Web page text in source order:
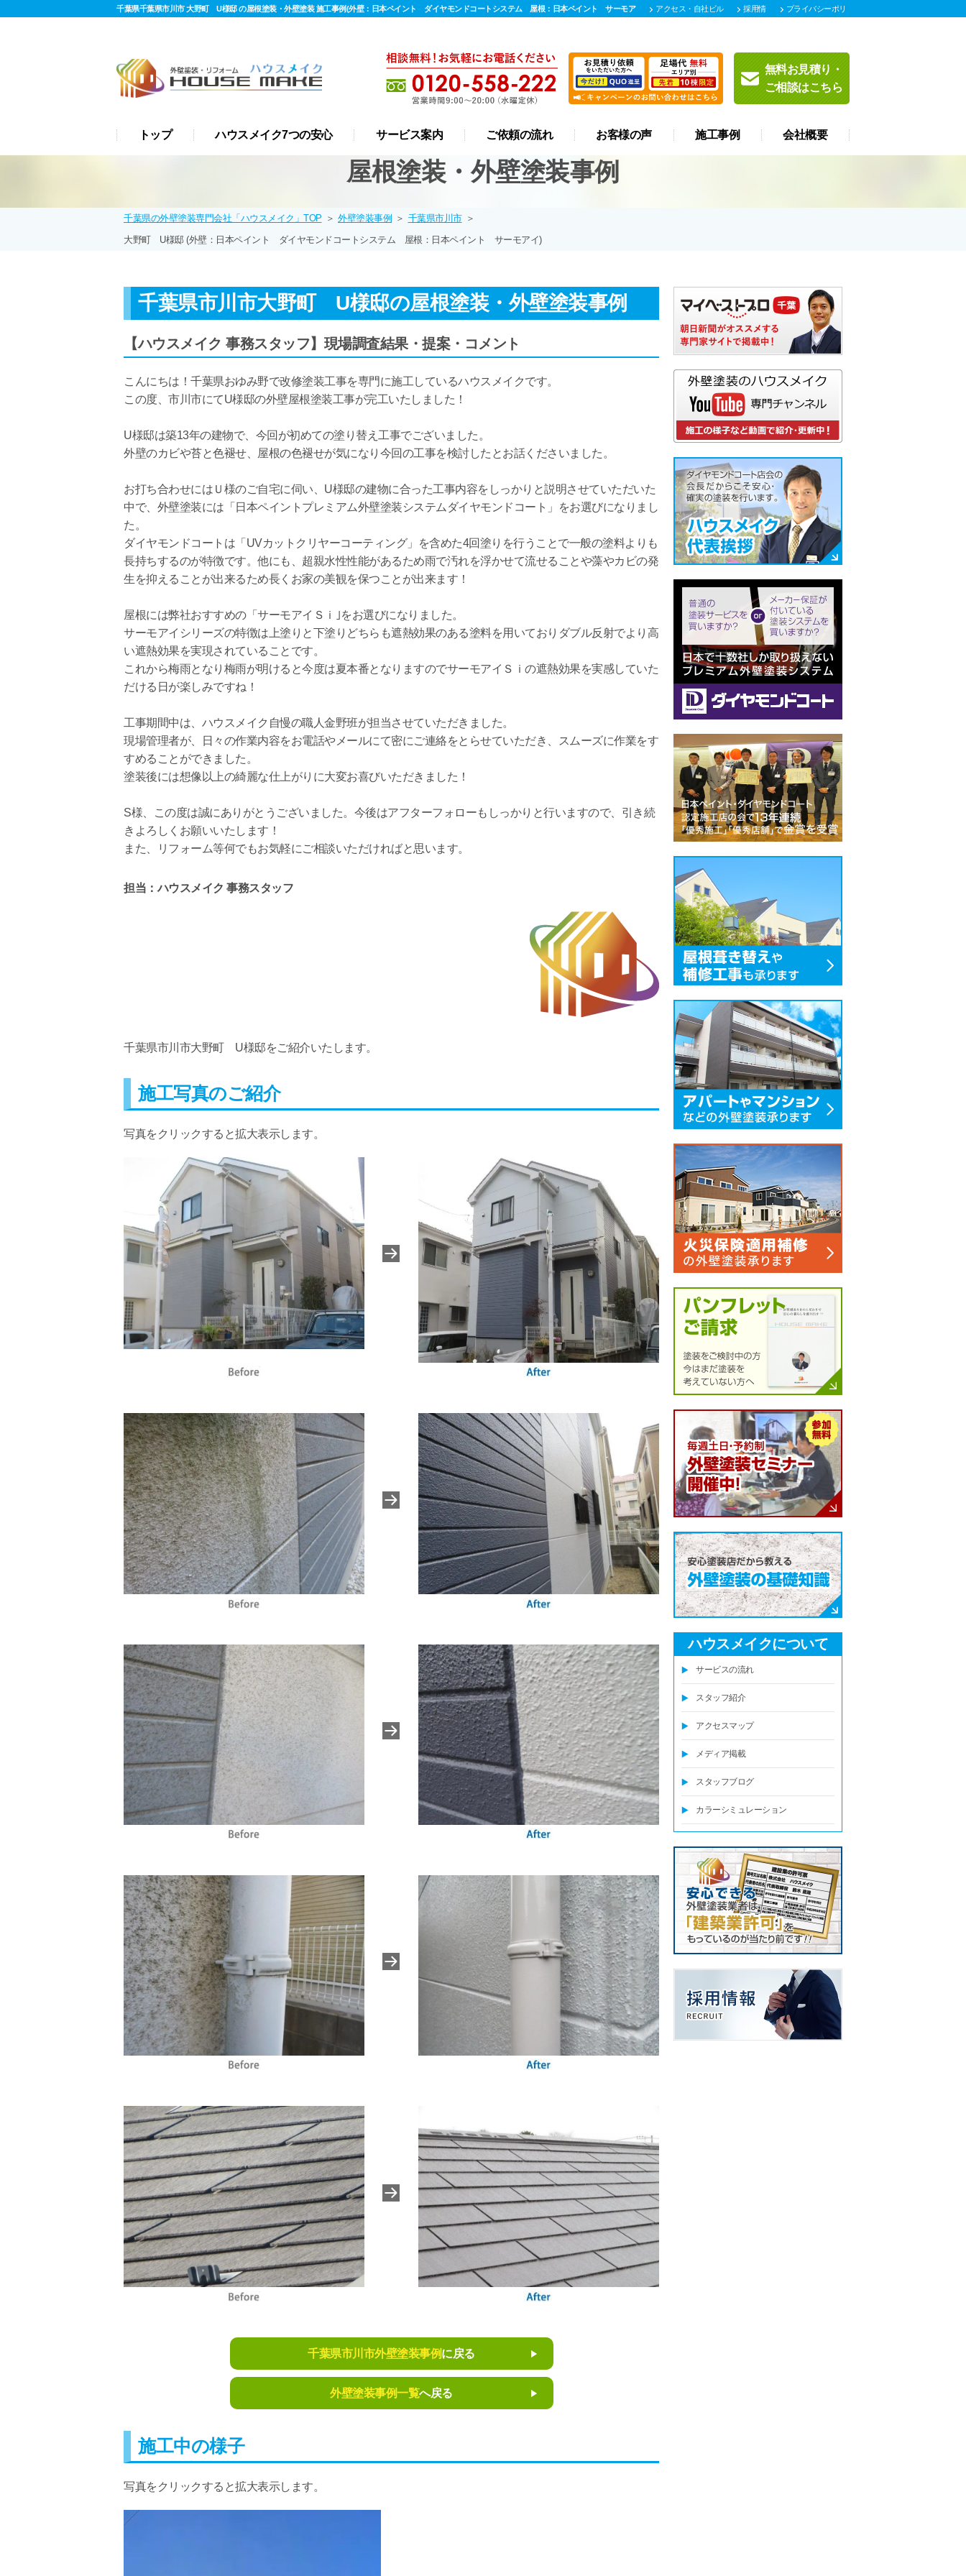
千葉県千葉県市川市 大野町 U様邸 の屋根塗装・外壁塗装 施工事例(外壁：日本ペイント ダイヤモンドコートシステム 屋根：日本ペイント サーモア
アクセス・自社ビル
採用情
プライバシーポリ
無料お見積り・
ご相談はこちら
トップ ハウスメイク7つの安心 サービス案内
外壁塗装
屋根塗装
屋根 カバー工法
防水工事
漆喰工事
雨樋工事
リフォーム
ご依頼の流れ お客様の声 施工事例 会社概要
屋根塗装・外壁塗装事例
千葉県の外壁塗装専門会社「ハウスメイク」TOP ＞ 外壁塗装事例 ＞ 千葉県市川市 ＞
大野町 U様邸 (外壁：日本ペイント ダイヤモンドコートシステム 屋根：日本ペイント サーモアイ)
千葉県市川市大野町 U様邸の屋根塗装・外壁塗装事例
【ハウスメイク 事務スタッフ】現場調査結果・提案・コメント
こんにちは！千葉県おゆみ野で改修塗装工事を専門に施工しているハウスメイクです。
この度、市川市にてU様邸の外壁屋根塗装工事が完工いたしました！
U様邸は築13年の建物で、今回が初めての塗り替え工事でございました。
外壁のカビや苔と色褪せ、屋根の色褪せが気になり今回の工事を検討したとお話くださいました。
お打ち合わせにはＵ様のご自宅に伺い、U様邸の建物に合った工事内容をしっかりと説明させていただいた
中で、外壁塗装には「日本ペイントプレミアム外壁塗装システムダイヤモンドコート」をお選びになりまし
た。
ダイヤモンドコートは「UVカットクリヤーコーティング」を含めた4回塗りを行うことで一般の塗料よりも
長持ちするのが特徴です。他にも、超親水性性能があるため雨で汚れを浮かせて流せることや藻やカビの発
生を抑えることが出来るため長くお家の美観を保つことが出来ます！
屋根には弊社おすすめの「サーモアイＳｉ｣をお選びになりました。
サーモアイシリーズの特徴は上塗りと下塗りどちらも遮熱効果のある塗料を用いておりダブル反射でより高
い遮熱効果を実現されていることです。
これから梅雨となり梅雨が明けると今度は夏本番となりますのでサーモアイＳｉの遮熱効果を実感していた
だける日が楽しみですね！
工事期間中は、ハウスメイク自慢の職人金野班が担当させていただきました。
現場管理者が、日々の作業内容をお電話やメールにて密にご連絡をとらせていただき、スムーズに作業をす
すめることができました。
塗装後には想像以上の綺麗な仕上がりに大変お喜びいただきました！
S様、この度は誠にありがとうございました。今後はアフターフォローもしっかりと行いますので、引き続
きよろしくお願いいたします！
また、リフォーム等何でもお気軽にご相談いただければと思います。
担当：ハウスメイク 事務スタッフ
千葉県市川市大野町 U様邸をご紹介いたします。
施工写真のご紹介
写真をクリックすると拡大表示します。
千葉県市川市外壁塗装事例に戻る
外壁塗装事例一覧へ戻る
施工中の様子
写真をクリックすると拡大表示します。
ハウスメイクについて
サービスの流れ
スタッフ紹介
アクセスマップ
メディア掲載
スタッフブログ
カラーシミュレーション